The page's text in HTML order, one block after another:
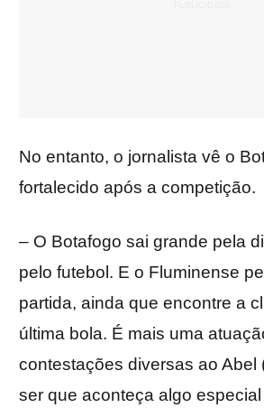
No entanto, o jornalista vê o
fortalecido após a competição.
– O Botafogo sai grande pela
pelo futebol. E o Fluminense
partida, ainda que encontre a
última bola. É mais uma
contestações diversas ao Abel
ser que aconteça algo